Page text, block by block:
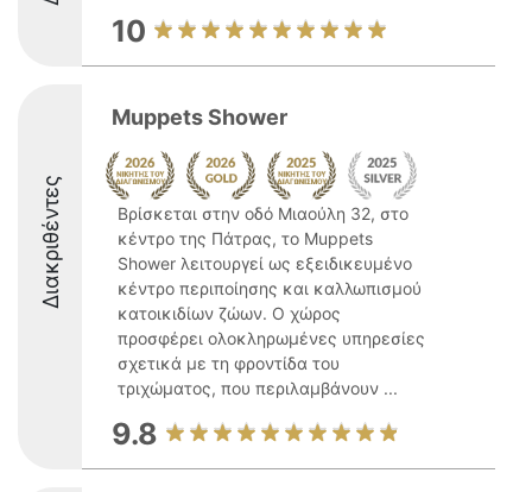
10
Διακριθέντες
Muppets Shower
Βρίσκεται στην οδό Μιαούλη 32, στο
κέντρο της Πάτρας, το Muppets
Shower λειτουργεί ως εξειδικευμένο
κέντρο περιποίησης και καλλωπισμού
κατοικιδίων ζώων. Ο χώρος
προσφέρει ολοκληρωμένες υπηρεσίες
σχετικά με τη φροντίδα του
τριχώματος, που περιλαμβάνουν ...
9.8